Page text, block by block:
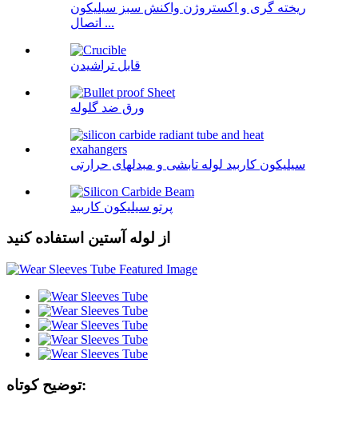
ریخته گری و اکستروژن واکنش سبز سیلیکون
اتصال ...
قابل تراشیدن
ورق ضد گلوله
سیلیکون کاربید لوله تابشی و مبدلهای حرارتی
پرتو سیلیکون کاربید
از لوله آستین استفاده کنید
توضیح کوتاه: